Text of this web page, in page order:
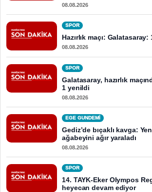
08.08.2026
SPOR
Hazırlık maçı:
08.08.2026
SPOR
Galatasaray, hazırlık
1 yenildi
08.08.2026
EGE GUNDEMİ
Gediz’de bıçaklı kavga:
ağabeyini ağır yaraladı
08.08.2026
SPOR
14. TAYK-Eker Olympos
heyecan devam ediyor